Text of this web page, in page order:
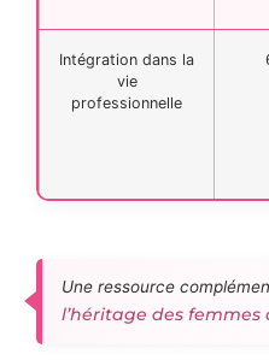
Intégration dans la
vie
professionnelle
Une ressource
l’héritage des